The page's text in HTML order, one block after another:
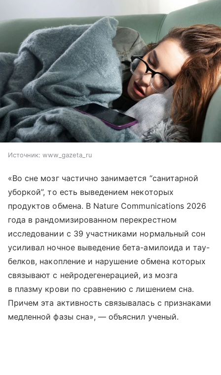
Источник: www_gazeta_ru
«Во сне мозг частично занимается “санитарной
уборкой”, то есть выведением некоторых
продуктов обмена. В Nature Communications 2026
года в рандомизированном перекрестном
исследовании с 39 участниками нормальный сон
усиливал ночное выведение бета-амилоида и тау-
белков, накопление и нарушение обмена которых
связывают с нейродегенерацией, из мозга
в плазму крови по сравнению с лишением сна.
Причем эта активность связывалась с признаками
медленной фазы сна», — объяснил ученый.